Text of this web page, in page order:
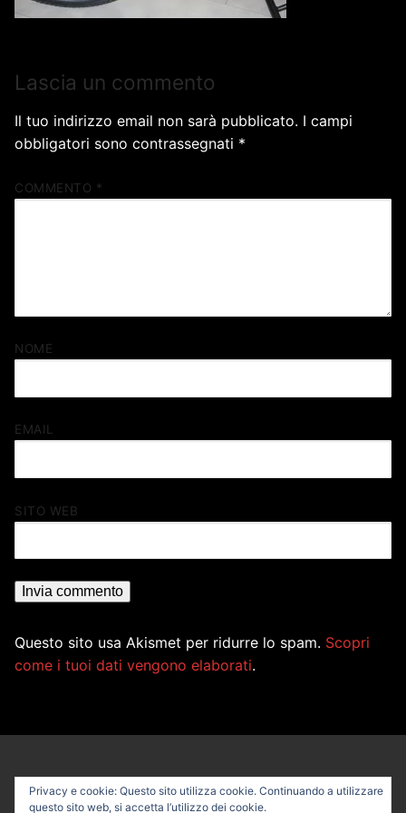
Lascia un commento
Il tuo indirizzo email non sarà pubblicato. I campi
obbligatori sono contrassegnati *
COMMENTO *
NOME
EMAIL
SITO WEB
Questo sito usa Akismet per ridurre lo spam. Scopri
come i tuoi dati vengono elaborati.
Privacy e cookie: Questo sito utilizza cookie. Continuando a utilizzare
questo sito web, si accetta l’utilizzo dei cookie.